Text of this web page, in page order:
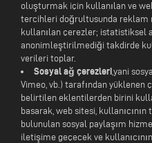
oluşturmak için kullanılan ve
tercihleri doğrultusunda reklam
kullanılan çerezler; istatistiksel
anonimleştirilmediği takdirde
verileri toplar.
Sosyal ağ çerezleri,yani
Vimeo, vb.) tarafından yüklenen
belirtilen eklentilerden birini
basarak, web sitesi, kullanıcının
bulunulan sosyal paylaşım
iletişime geçecek ve